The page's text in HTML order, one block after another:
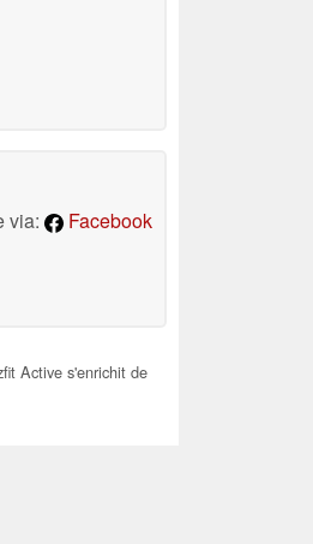
via:
Facebook
Active s'enrichit de